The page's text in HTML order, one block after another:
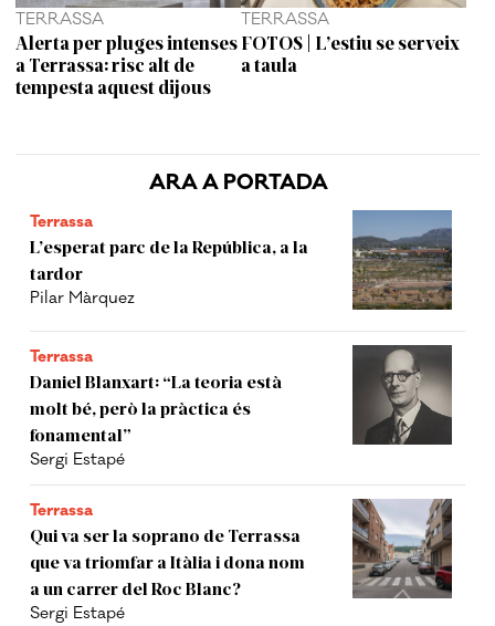
ARA A PORTADA
Terrassa
L’esperat parc de la República, a la
tardor
Pilar Màrquez
Terrassa
Daniel Blanxart: “La teoria està
molt bé, però la pràctica és
fonamental”
Sergi Estapé
Terrassa
Qui va ser la soprano de Terrassa
que va triomfar a Itàlia i dona nom
a un carrer del Roc Blanc?
Sergi Estapé
TERRASSA
Alerta per pluges intenses
a Terrassa: risc alt de
tempesta aquest dijous
TERRASSA
FOTOS | L’estiu se serveix
a taula